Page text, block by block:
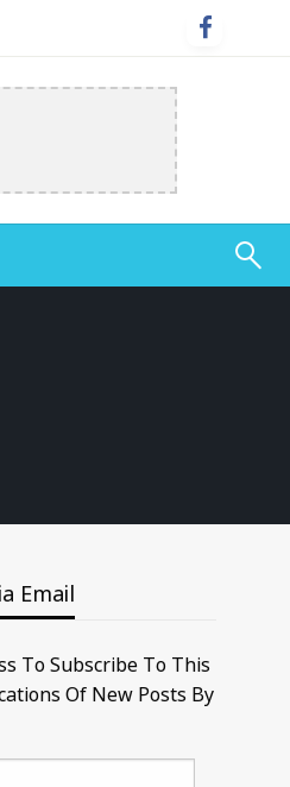
Email
To Subscribe To This
Of New Posts By